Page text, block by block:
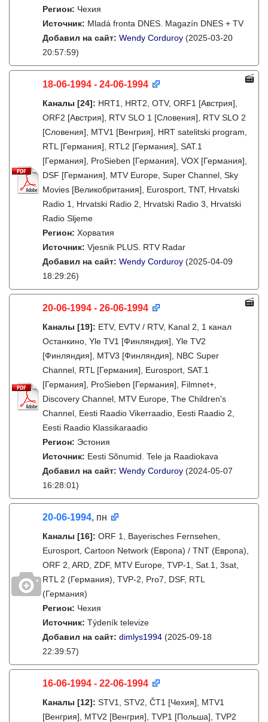
Регион: Чехия
Источник: Mladá fronta DNES. Magazín DNES + TV
Добавил на сайт: Wendy Corduroy (2025-03-20
20:57:59)
18-06-1994 - 24-06-1994
Каналы [24]: HRT1, HRT2, OTV, ORF1 [Австрия],
ORF2 [Австрия], RTV SLO 1 [Словения], RTV SLO 2
[Словения], MTV1 [Венгрия], HRT satelitski program,
RTL [Германия], RTL2 [Германия], SAT.1
[Германия], ProSieben [Германия], VOX [Германия],
DSF [Германия], MTV Europe, Super Channel, Sky
Movies [Великобритания], Eurosport, TNT, Hrvatski
Radio 1, Hrvatski Radio 2, Hrvatski Radio 3, Hrvatski
Radio Sljeme
Регион: Хорватия
Источник: Vjesnik PLUS. RTV Radar
Добавил на сайт: Wendy Corduroy (2025-04-09
18:29:26)
20-06-1994 - 26-06-1994
Каналы [19]: ETV, EVTV / RTV, Kanal 2, 1 канал
Останкино, Yle TV1 [Финляндия], Yle TV2
[Финляндия], MTV3 [Финляндия], NBC Super
Channel, RTL [Германия], Eurosport, SAT.1
[Германия], ProSieben [Германия], Filmnet+,
Discovery Channel, MTV Europe, The Children's
Channel, Eesti Raadio Vikerraadio, Eesti Raadio 2,
Eesti Raadio Klassikaraadio
Регион: Эстония
Источник: Eesti Sõnumid. Tele ja Raadiokava
Добавил на сайт: Wendy Corduroy (2024-05-07
16:28:01)
20-06-1994, пн
Каналы [16]: ORF 1, Bayerisches Fernsehen,
Eurosport, Cartoon Network (Европа) / TNT (Европа),
ORF 2, ARD, ZDF, MTV Europe, TVP-1, Sat.1, 3sat,
RTL 2 (Германия), TVP-2, Pro7, DSF, RTL
(Германия)
Регион: Чехия
Источник: Týdeník televize
Добавил на сайт: dimlys1994 (2025-09-18
22:39:57)
16-06-1994 - 22-06-1994
Каналы [12]: STV1, STV2, ČT1 [Чехия], MTV1
[Венгрия], MTV2 [Венгрия], TVP1 [Польша], TVP2